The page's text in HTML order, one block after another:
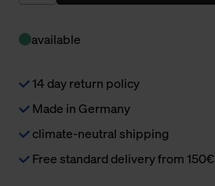
available
14 day return policy
Made in Germany
climate-neutral shipping
Free standard delivery from 150€